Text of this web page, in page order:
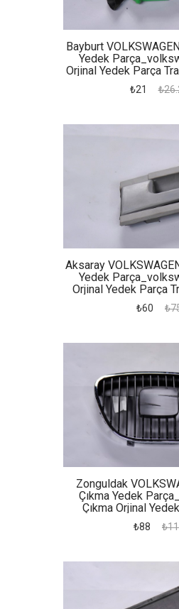
Bayburt
Yedek
Orjinal Yedek Parça
Motoru
₺21
Aksaray
Yedek
Orjinal Yedek Parça
Açma Kapı
₺60
Zonguldak
Çıkma Yedek
Çıkma Orjinal
Cordoba Ibiza
₺88